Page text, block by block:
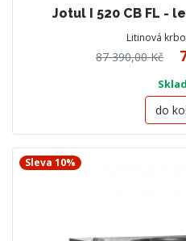
Jotul I 520 CB FL -
Litinová
87 390,00 Kč
do
Sleva 10%